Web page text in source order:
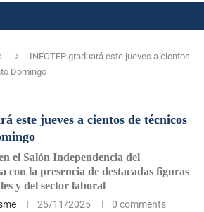
INFOTEP graduará este jueves a cientos
Domingo
este jueves a cientos de técnicos
el Salón Independencia del
con la presencia de destacadas figuras
y del sector laboral
25/11/2025 0 comments